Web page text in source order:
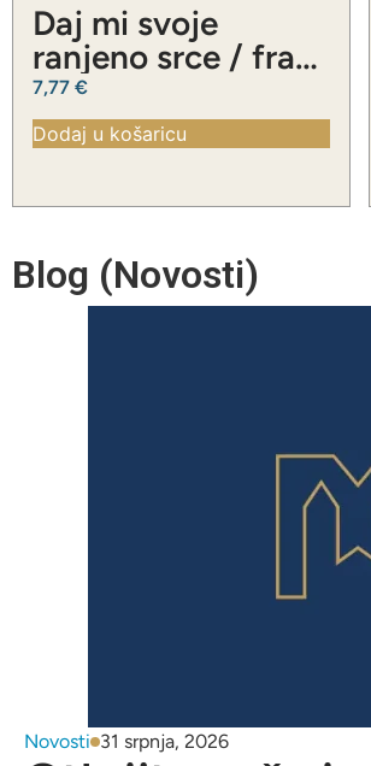
Daj mi svoje
ranjeno srce / fra
Slavko Barbarić
7,77 €
Dodaj u košaricu
Blog (Novosti)
Novosti 31 srpnja, 2026